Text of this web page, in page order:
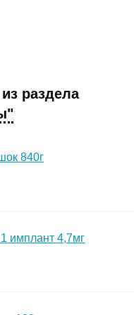
раздела
840г
имплант 4,7мг